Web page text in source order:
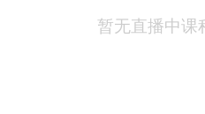
暂无直播中课